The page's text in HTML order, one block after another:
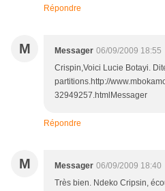
Répondre
M Messager 06/09/2009 18:55
Crispin,Voici Lucie Botayi.
partitions.http://
32949257.htmlMessager
Répondre
M Messager 06/09/2009 18:40
Très bien. Ndeko Cripsin,